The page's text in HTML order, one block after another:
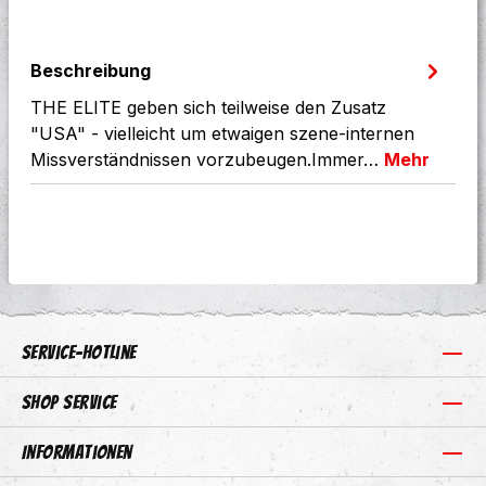
Beschreibung
THE ELITE geben sich teilweise den Zusatz
"USA" - vielleicht um etwaigen szene-internen
Missverständnissen vorzubeugen.Immer… Mehr
Service-Hotline
Shop Service
Informationen